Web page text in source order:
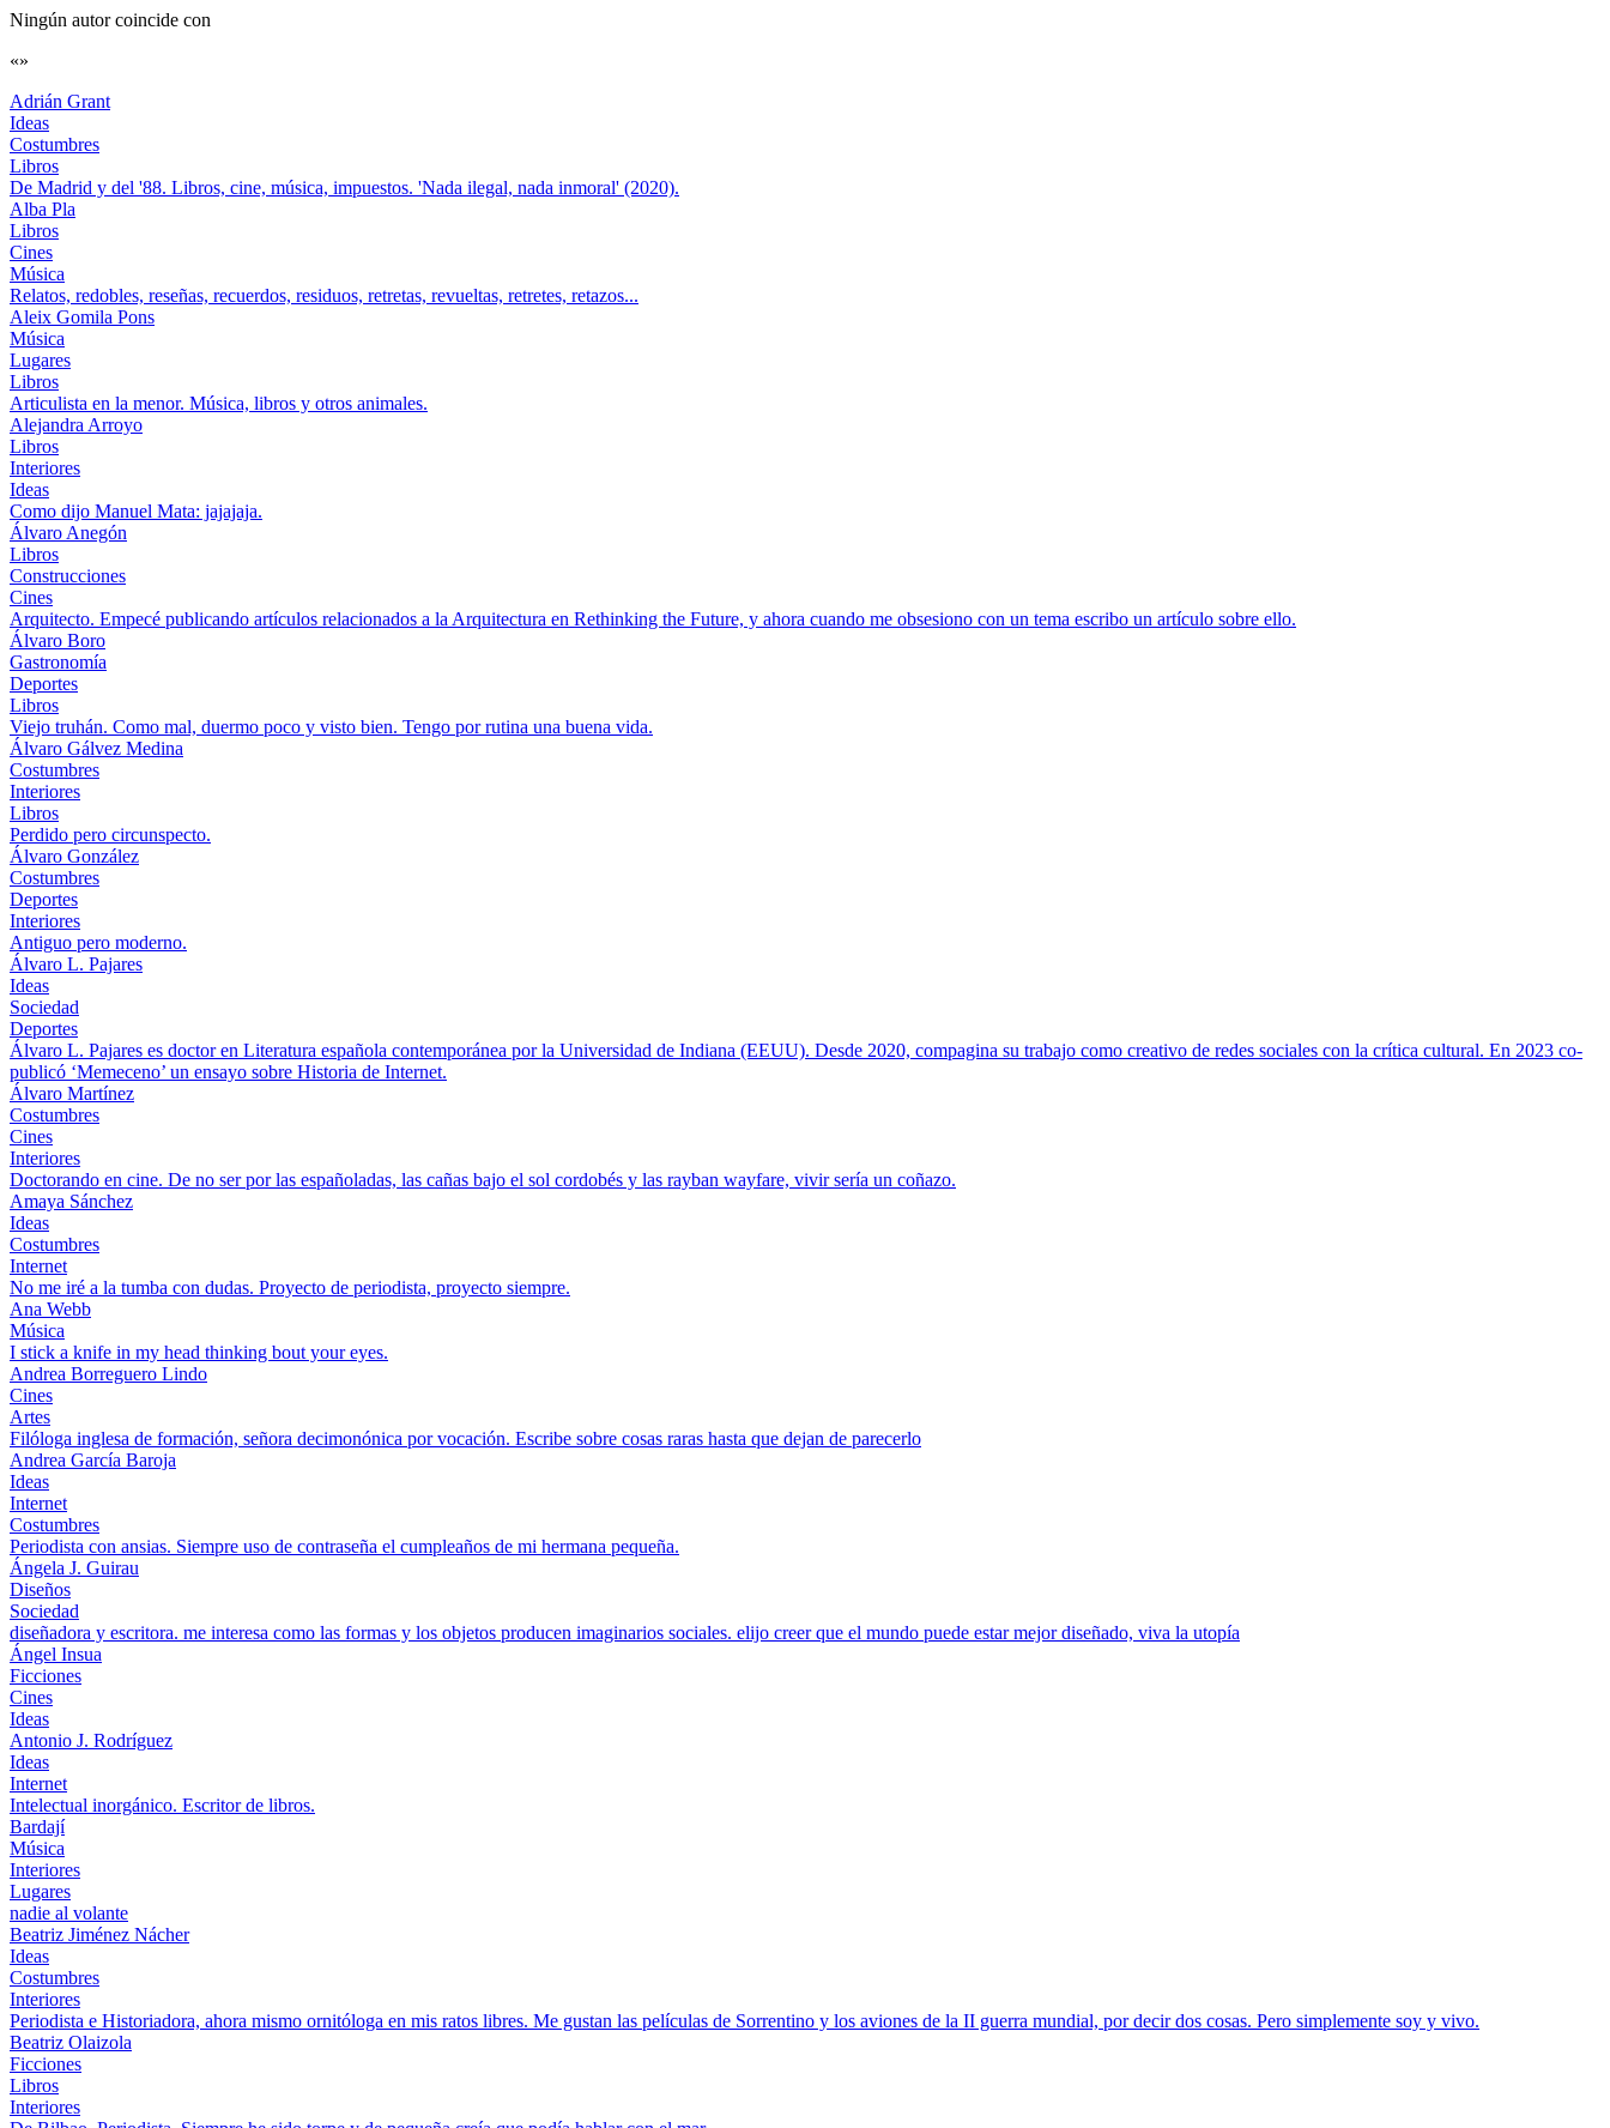
Ningún autor coincide con
«»
Adrián Grant
Ideas
Costumbres
Libros
De Madrid y del '88. Libros, cine, música, impuestos. 'Nada ilegal, nada inmoral' (2020).
Alba Pla
Libros
Cines
Música
Relatos, redobles, reseñas, recuerdos, residuos, retretas, revueltas, retretes, retazos...
Aleix Gomila Pons
Música
Lugares
Libros
Articulista en la menor. Música, libros y otros animales.
Alejandra Arroyo
Libros
Interiores
Ideas
Como dijo Manuel Mata: jajajaja.
Álvaro Anegón
Libros
Construcciones
Cines
Arquitecto. Empecé publicando artículos relacionados a la Arquitectura en Rethinking the Future, y ahora cuando me obsesiono con un tema escribo un artículo sobre ello.
Álvaro Boro
Gastronomía
Deportes
Libros
Viejo truhán. Como mal, duermo poco y visto bien. Tengo por rutina una buena vida.
Álvaro Gálvez Medina
Costumbres
Interiores
Libros
Perdido pero circunspecto.
Álvaro González
Costumbres
Deportes
Interiores
Antiguo pero moderno.
Álvaro L. Pajares
Ideas
Sociedad
Deportes
Álvaro L. Pajares es doctor en Literatura española contemporánea por la Universidad de Indiana (EEUU). Desde 2020, compagina su trabajo como creativo de redes sociales con la crítica cultural. En 2023 co-
publicó ‘Memeceno’ un ensayo sobre Historia de Internet.
Álvaro Martínez
Costumbres
Cines
Interiores
Doctorando en cine. De no ser por las españoladas, las cañas bajo el sol cordobés y las rayban wayfare, vivir sería un coñazo.
Amaya Sánchez
Ideas
Costumbres
Internet
No me iré a la tumba con dudas. Proyecto de periodista, proyecto siempre.
Ana Webb
Música
I stick a knife in my head thinking bout your eyes.
Andrea Borreguero Lindo
Cines
Artes
Filóloga inglesa de formación, señora decimonónica por vocación. Escribe sobre cosas raras hasta que dejan de parecerlo
Andrea García Baroja
Ideas
Internet
Costumbres
Periodista con ansias. Siempre uso de contraseña el cumpleaños de mi hermana pequeña.
Ángela J. Guirau
Diseños
Sociedad
diseñadora y escritora. me interesa como las formas y los objetos producen imaginarios sociales. elijo creer que el mundo puede estar mejor diseñado, viva la utopía
Ángel Insua
Ficciones
Cines
Ideas
Antonio J. Rodríguez
Ideas
Internet
Intelectual inorgánico. Escritor de libros.
Bardají
Música
Interiores
Lugares
nadie al volante
Beatriz Jiménez Nácher
Ideas
Costumbres
Interiores
Periodista e Historiadora, ahora mismo ornitóloga en mis ratos libres. Me gustan las películas de Sorrentino y los aviones de la II guerra mundial, por decir dos cosas. Pero simplemente soy y vivo.
Beatriz Olaizola
Ficciones
Libros
Interiores